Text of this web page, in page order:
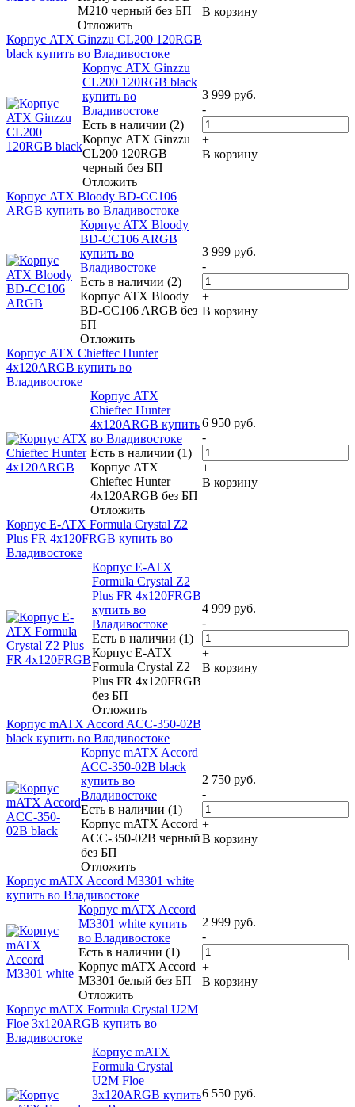
M210 черный без БП
Отложить
В корзину
Корпус ATX Ginzzu CL200 120RGB
black купить во Владивостоке
Корпус ATX Ginzzu
CL200 120RGB black
купить во
Владивостоке
Есть в наличии (2)
Корпус ATX Ginzzu
CL200 120RGB
черный без БП
Отложить
3 999 руб.
-
+
В корзину
Корпус ATX Bloody BD-CC106
ARGB купить во Владивостоке
Корпус ATX Bloody
BD-CC106 ARGB
купить во
Владивостоке
Есть в наличии (2)
Корпус ATX Bloody
BD-CC106 ARGB без
БП
Отложить
3 999 руб.
-
+
В корзину
Корпус ATX Chieftec Hunter
4x120ARGB купить во
Владивостоке
Корпус ATX
Chieftec Hunter
4x120ARGB купить
во Владивостоке
Есть в наличии (1)
Корпус ATX
Chieftec Hunter
4x120ARGB без БП
Отложить
6 950 руб.
-
+
В корзину
Корпус E-ATX Formula Crystal Z2
Plus FR 4x120FRGB купить во
Владивостоке
Корпус E-ATX
Formula Crystal Z2
Plus FR 4x120FRGB
купить во
Владивостоке
Есть в наличии (1)
Корпус E-ATX
Formula Crystal Z2
Plus FR 4x120FRGB
без БП
Отложить
4 999 руб.
-
+
В корзину
Корпус mATX Accord ACC-350-02B
black купить во Владивостоке
Корпус mATX Accord
ACC-350-02B black
купить во
Владивостоке
Есть в наличии (1)
Корпус mATX Accord
ACC-350-02B черный
без БП
Отложить
2 750 руб.
-
+
В корзину
Корпус mATX Accord M3301 white
купить во Владивостоке
Корпус mATX Accord
M3301 white купить
во Владивостоке
Есть в наличии (1)
Корпус mATX Accord
M3301 белый без БП
Отложить
2 999 руб.
-
+
В корзину
Корпус mATX Formula Crystal U2M
Floe 3x120ARGB купить во
Владивостоке
Корпус mATX
Formula Crystal
U2M Floe
3x120ARGB купить6 550 руб.